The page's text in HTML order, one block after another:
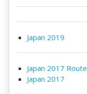
Japan 2019
Japan 2017 Route
Japan 2017